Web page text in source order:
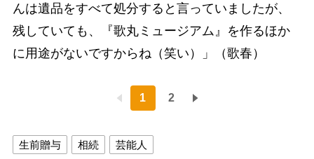
んは遺品をすべて処分すると言っていましたが、
残していても、『歌丸ミュージアム』を作るほか
に用途がないですからね（笑い）」（歌春）
1 2
生前贈与 相続 芸能人